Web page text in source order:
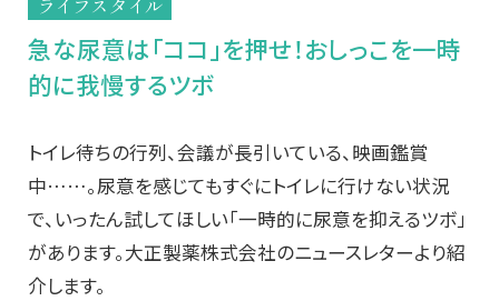
ライフスタイル
急な尿意は「ココ」を押せ！おしっこを一時
的に我慢するツボ
トイレ待ちの行列、会議が長引いている、映画鑑賞
中……。尿意を感じてもすぐにトイレに行けない状況
で、いったん試してほしい「一時的に尿意を抑えるツボ」
があります。大正製薬株式会社のニュースレターより紹
介します。